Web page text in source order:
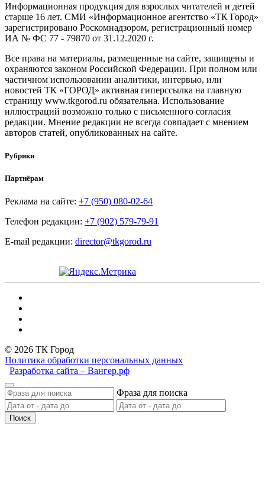
Информационная продукция для взрослых читателей и детей
старше 16 лет. СМИ «Информационное агентство «ТК Город»
зарегистрировано Роскомнадзором, регистрационный номер
ИА № ФС 77 - 79870 от 31.12.2020 г.
Все права на материалы, размещенные на сайте, защищены и
охраняются законом Российской Федерации. При полном или
частичном использовании аналитики, интервью, или
новостей ТК «ГОРОД» активная гиперссылка на главную
страницу www.tkgorod.ru обязательна. Использование
иллюстраций возможно только с письменного согласия
редакции. Мнение редакции не всегда совпадает с мнением
авторов статей, опубликованных на сайте.
Рубрики
Партнёрам
Реклама на сайте: +7 (950) 080-02-64
Телефон редакции: +7 (902) 579-79-91
E-mail редакции: director@tkgorod.ru
© 2026 ТК Город
Политика обработки персональных данных
Разработка сайта – Вангер.рф
Фраза для поиска
Поиск